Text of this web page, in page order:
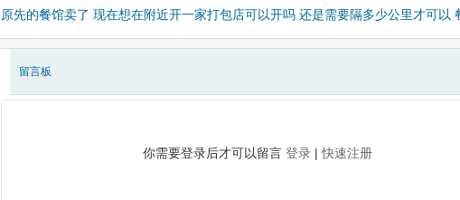
原先的餐馆卖了 现在想在附近开一家打包店可以开吗 还是需要隔多少公里才可以
留言板
你需要登录后才可以留言 登录 |快速注册